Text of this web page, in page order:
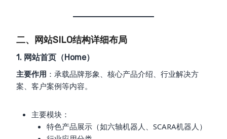
二、网站SILO结构详细布局
1. 网站首页（Home）
主要作用 ：承载品牌形象、核心产品介绍、行业解决方
案、客户案例等内容。
主要模块：
特色产品展示（如六轴机器人、SCARA机器人）